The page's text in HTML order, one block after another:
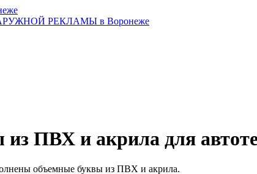
ПВХ и акрила для
объемные буквы из ПВХ и акрила.